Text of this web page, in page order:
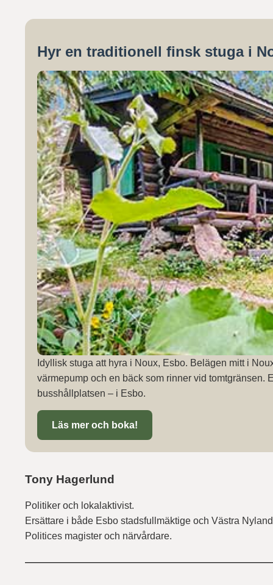
Hyr en traditionell finsk stuga i
Idyllisk stuga att hyra i Noux, Esbo. Belägen mitt i
värmepump och en bäck som rinner vid tomtgränsen.
busshållplatsen – i Esbo.
Läs mer och boka!
Tony Hagerlund
Politiker och lokalaktivist.
Ersättare i både Esbo stadsfullmäktige och Västra
Politices magister och närvårdare.